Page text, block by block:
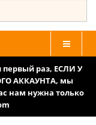
раз, ЕСЛИ У
АККАУНТА, мы
нам нужна только